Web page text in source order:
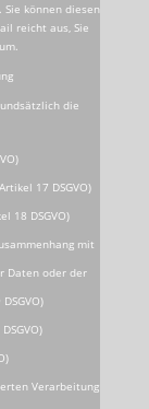
Sie können diesen
reicht aus, Sie
die
17 DSGVO)
18 DSGVO)
mit
Daten oder der
Verarbeitung